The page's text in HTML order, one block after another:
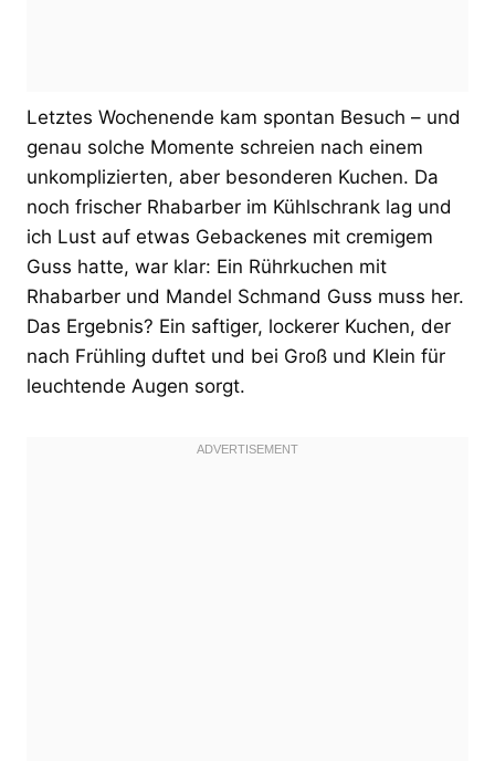
Letztes Wochenende kam spontan Besuch – und
genau solche Momente schreien nach einem
unkomplizierten, aber besonderen Kuchen. Da
noch frischer Rhabarber im Kühlschrank lag und
ich Lust auf etwas Gebackenes mit cremigem
Guss hatte, war klar: Ein Rührkuchen mit
Rhabarber und Mandel Schmand Guss muss her.
Das Ergebnis? Ein saftiger, lockerer Kuchen, der
nach Frühling duftet und bei Groß und Klein für
leuchtende Augen sorgt.